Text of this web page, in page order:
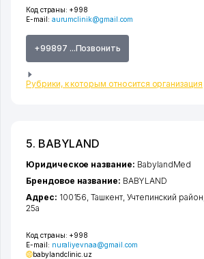
Код страны: +998
E-mail: aurumclinik@gmail.com
+99897 ...Позвонить
Рубрики, к которым относится организация
5. BABYLAND
Код страны: +998
E-mail: nuraliyevnaa@gmail.com
babylandclinic.uz
Юридическое название: BabylandMed
Брендовое название: BABYLAND
Адрес: 100156,Ташкент, Учтепинский район
25а